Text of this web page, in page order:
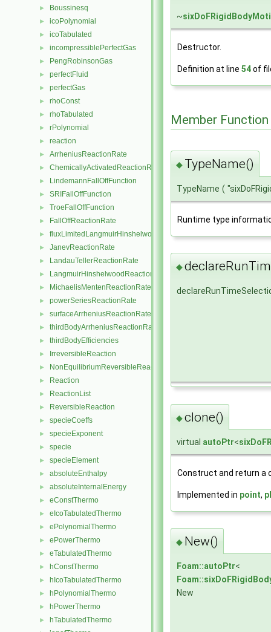
► Boussinesq
► icoPolynomial
► icoTabulated
► incompressiblePerfectGas
► PengRobinsonGas
► perfectFluid
► perfectGas
► rhoConst
► rhoTabulated
► rPolynomial
► reaction
► ArrheniusReactionRate
► ChemicallyActivatedReactionRate
► LindemannFallOffFunction
► SRIFallOffFunction
► TroeFallOffFunction
► FallOffReactionRate
► fluxLimitedLangmuirHinshelwoodReactionRate
► JanevReactionRate
► LandauTellerReactionRate
► LangmuirHinshelwoodReactionRate
► MichaelisMentenReactionRate
► powerSeriesReactionRate
► surfaceArrheniusReactionRate
► thirdBodyArrheniusReactionRate
► thirdBodyEfficiencies
► IrreversibleReaction
► NonEquilibriumReversibleReaction
► Reaction
► ReactionList
► ReversibleReaction
► specieCoeffs
► specieExponent
► specie
► specieElement
► absoluteEnthalpy
► absoluteInternalEnergy
► eConstThermo
► eIcoTabulatedThermo
► ePolynomialThermo
► ePowerThermo
► eTabulatedThermo
► hConstThermo
► hIcoTabulatedThermo
► hPolynomialThermo
► hPowerThermo
► hTabulatedThermo
~
Destructor.
Definition at line 54of
Member
◆ TypeName()
TypeName (
Runtime type
◆
◆clone()
virtual autoPtr<
Construct and return a
Implemented in point,
◆ New()
Foam::autoPtr<
New